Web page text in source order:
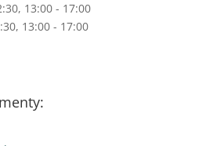
13:00 - 17:00
13:00 - 17:00